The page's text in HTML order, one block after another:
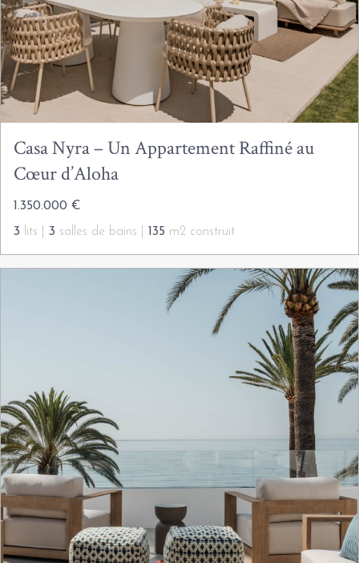
Casa Nyra – Un Appartement Raffiné au
Cœur d’Aloha
1.350.000 €
3 lits | 3 salles de bains | 135 m2 construit